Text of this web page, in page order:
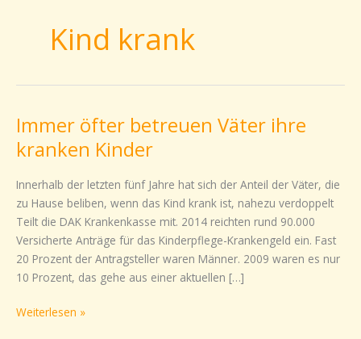
Kind krank
Immer öfter betreuen Väter ihre
kranken Kinder
Innerhalb der letzten fünf Jahre hat sich der Anteil der Väter, die
zu Hause beliben, wenn das Kind krank ist, nahezu verdoppelt
Teilt die DAK Krankenkasse mit. 2014 reichten rund 90.000
Versicherte Anträge für das Kinderpflege-Krankengeld ein. Fast
20 Prozent der Antragsteller waren Männer. 2009 waren es nur
10 Prozent, das gehe aus einer aktuellen […]
Immer
öfter
betreuen
Väter
ihre
kranken
Kinder
Weiterlesen »